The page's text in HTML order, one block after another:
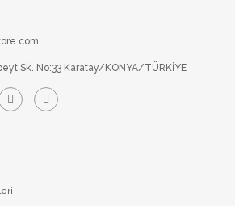
Sk. No:33 Karatay/KONYA/TÜRKİYE